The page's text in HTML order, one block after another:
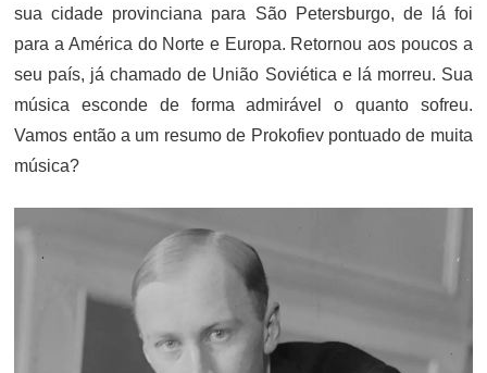
sua cidade provinciana para São Petersburgo, de lá foi
para a América do Norte e Europa. Retornou aos poucos a
seu país, já chamado de União Soviética e lá morreu. Sua
música esconde de forma admirável o quanto sofreu.
Vamos então a um resumo de Prokofiev pontuado de muita
música?